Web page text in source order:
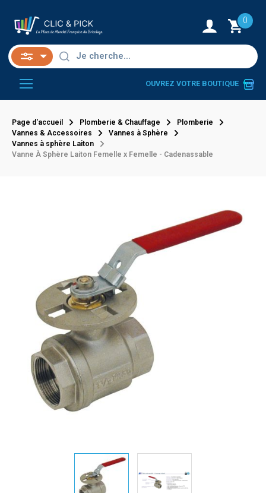
0
OUVREZ VOTRE BOUTIQUE
Page d'accueil Plomberie & Chauffage
Plomberie
Vannes & Accessoires
Vannes à Sphère
Vannes à sphère Laiton
Vanne À Sphère Laiton Femelle x Femelle - Cadenassable